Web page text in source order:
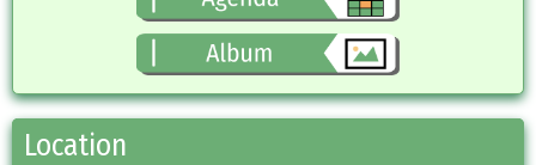
Location